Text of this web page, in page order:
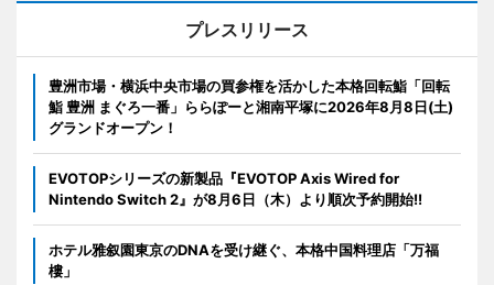
プレスリリース
豊洲市場・横浜中央市場の買参権を活かした本格回転鮨「回転
鮨 豊洲 まぐろ一番」ららぽーと湘南平塚に2026年8月8日(土)
グランドオープン！
EVOTOPシリーズの新製品『EVOTOP Axis Wired for
Nintendo Switch 2』が8月6日（木）より順次予約開始!!
ホテル雅叙園東京のDNAを受け継ぐ、本格中国料理店「万福
樓」